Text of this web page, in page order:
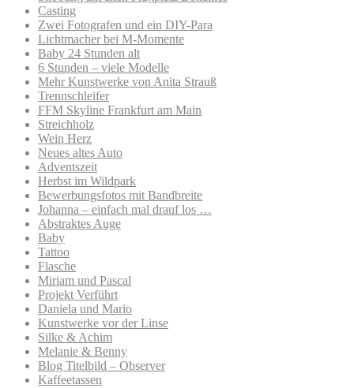
Casting
Zwei Fotografen und ein DIY-Para
Lichtmacher bei M-Momente
Baby 24 Stunden alt
6 Stunden – viele Modelle
Mehr Kunstwerke von Anita Strauß
Trennschleifer
FFM Skyline Frankfurt am Main
Streichholz
Wein Herz
Neues altes Auto
Adventszeit
Herbst im Wildpark
Bewerbungsfotos mit Bandbreite
Johanna – einfach mal drauf los …
Abstraktes Auge
Baby
Tattoo
Flasche
Miriam und Pascal
Projekt Verführt
Daniela und Mario
Kunstwerke vor der Linse
Silke & Achim
Melanie & Benny
Blog Titelbild – Observer
Kaffeetassen